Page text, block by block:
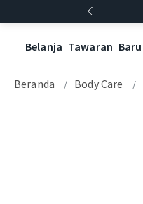
Belanja Tawaran Baru
Beranda Body Care